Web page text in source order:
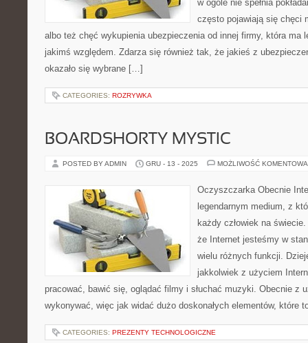
w ogóle nie spełnia
często pojawiają się chęci
albo też chęć wykupienia ubezpieczenia od innej firmy, która ma
jakimś względem. Zdarza się również tak, że jakieś z
okazało się wybrane […]
CATEGORIES: ROZRYWKA
BOARDSHORTY MYSTIC
POSTED BY ADMIN GRU - 13 - 2025 MOŻLIWOŚĆ
Oczyszczarka Obecnie
legendarnym medium, z
każdy człowiek na
że Internet jesteśmy w
wielu różnych funkcji.
jakkolwiek z użyciem
pracować, bawić się, oglądać filmy i słuchać muzyki. Obecnie z
wykonywać, więc jak widać dużo doskonałych elementów, które
CATEGORIES: PREZENTY TECHNOLOGICZNE